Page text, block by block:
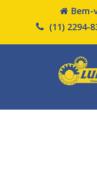
Bem-
(11) 2294-